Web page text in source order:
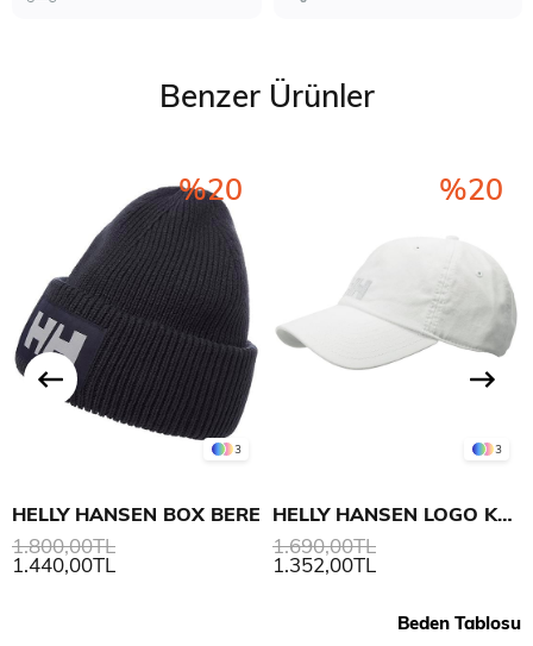
Benzer Ürünler
3
HELLY HANSEN BOX BERE
1.440,00TL
1.800,00TL
%20
3
HELLY HANSEN LOGO KEP ŞAPKA
1.352,00TL
1.690,00TL
%20
Beden Tablosu